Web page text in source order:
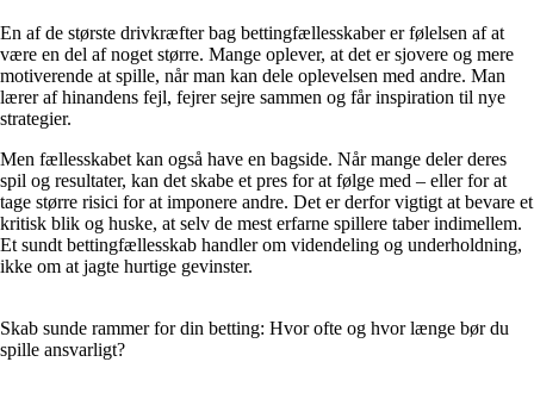
En af de største drivkræfter bag bettingfællesskaber er følelsen af at
være en del af noget større. Mange oplever, at det er sjovere og mere
motiverende at spille, når man kan dele oplevelsen med andre. Man
lærer af hinandens fejl, fejrer sejre sammen og får inspiration til nye
strategier.
Men fællesskabet kan også have en bagside. Når mange deler deres
spil og resultater, kan det skabe et pres for at følge med – eller for at
tage større risici for at imponere andre. Det er derfor vigtigt at bevare et
kritisk blik og huske, at selv de mest erfarne spillere taber indimellem.
Et sundt bettingfællesskab handler om videndeling og underholdning,
ikke om at jagte hurtige gevinster.
Skab sunde rammer for din betting: Hvor ofte og hvor længe bør du
spille ansvarligt?